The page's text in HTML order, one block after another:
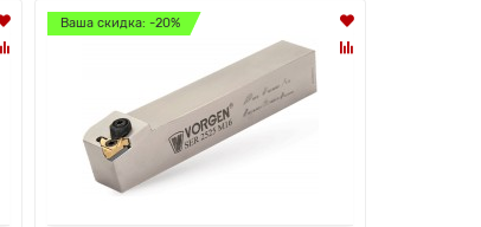
Ваша скидка: -20%